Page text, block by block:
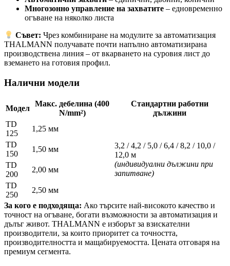
Многозонно управление на захватите – едновременно
огъване на няколко листа
Съвет: Чрез комбиниране на модулите за автоматизация
THALMANN получавате почти напълно автоматизирана
производствена линия – от вкарването на суровия лист до
вземането на готовия профил.
Налични модели
Модел
Макс. дебелина (400
N/mm²)
Стандартни работни
дължини
TD
125
1,25 мм
3,2 / 4,2 / 5,0 / 6,4 / 8,2 / 10,0 /
12,0 м
(индивидуални дължини при
запитване)
TD
150
1,50 мм
TD
200
2,00 мм
TD
250
2,50 мм
За кого е подходяща: Ако търсите най-високото качество и
точност на огъване, богати възможности за автоматизация и
дълъг живот. THALMANN е изборът за взискателни
производители, за които приоритет са точността,
производителността и мащабируемостта. Цената отговаря на
премиум сегмента.